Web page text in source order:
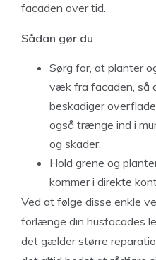
facaden over tid.
Sådan gør du:
Sørg for, at planter
væk fra facaden, så
beskadiger
også trænge ind i
og skader.
Hold grene og
kommer i direkte
Ved at følge disse enkle
forlænge din husfacades
det gælder større